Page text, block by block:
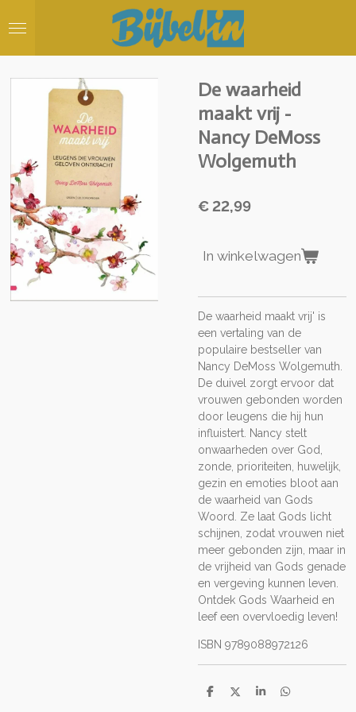
direct
hoofdinhoud
De waarheid
maakt vrij -
Nancy DeMoss
Wolgemuth
€ 22,99
In winkelwagen
De waarheid maakt vrij' is
een vertaling van de
populaire bestseller van
Nancy DeMoss Wolgemuth.
De duivel zorgt ervoor dat
vrouwen gebonden worden
door leugens die hij hun
influistert. Nancy stelt
onwaarheden over God,
zonde, prioriteiten, huwelijk,
gezin en emoties bloot aan
de waarheid van Gods
Woord. Ze laat Gods licht
schijnen, zodat vrouwen niet
meer gebonden zijn, maar in
de vrijheid van Gods genade
en vergeving kunnen leven.
Ontdek Gods Waarheid en
leef een overvloedig leven!
ISBN 9789088972126
D
D
S
D